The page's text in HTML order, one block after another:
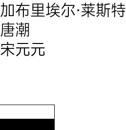
加布里埃尔·莱斯特
唐潮
宋元元